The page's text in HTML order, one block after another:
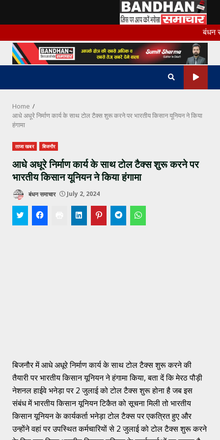
to
content
बंधन
Home
आधे अधूरे निर्माण कार्य के साथ टोल टैक्स शुरू करने पर भारतीय किसान यूनियन ने किया
हंगामा
ताजा खबर बिजनौर
आधे अधूरे निर्माण कार्य के साथ टोल टैक्स शुरू करने पर
भारतीय किसान यूनियन ने किया हंगामा
बंधन समाचार July 2, 2024
बिजनौर में आधे अधूरे निर्माण कार्य के साथ टोल टैक्स शुरू करने की
तैयारी पर भारतीय किसान यूनियन ने हंगामा किया, बता दें कि मेरठ पौड़ी
नेशनल हाईवे भनेड़ा पर 2 जुलाई को टोल टैक्स शुरू होना है जब इस
संबंध में भारतीय किसान यूनियन टिकैत को सूचना मिली तो भारतीय
किसान यूनियन के कार्यकर्ता भनेड़ा टोल टैक्स पर एकत्रित हुए और
उन्होंने वहां पर उपस्थित कर्मचारियों से 2 जुलाई को टोल टैक्स शुरू करने
Hindi